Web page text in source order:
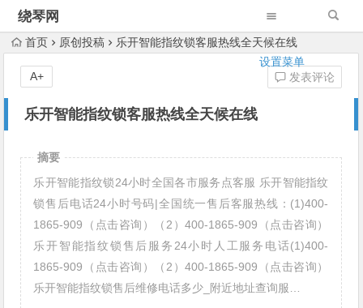
绕琴网
设置菜单
首页 原创投稿 乐开智能指纹锁客服热线全天候在线
乐开智能指纹锁客服热线全天候在线
发表评论
A+
摘要
乐开智能指纹锁24小时全国各市服务点客服 乐开智能指纹
锁售后电话24小时号码|全国统一售后客服热线：(1)400-
1865-909（点击咨询）（2）400-1865-909（点击咨询）
乐开智能指纹锁售后服务24小时人工服务电话(1)400-
1865-909（点击咨询）（2）400-1865-909（点击咨询）
乐开智能指纹锁售后维修电话多少_附近地址查询服…